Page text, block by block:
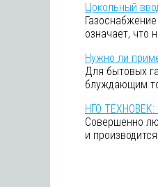
Цокольный
означает, что
Нужно ли
Для бытовых
блуждающим
НГО ТЕХНОВЕК:
Совершенно
и